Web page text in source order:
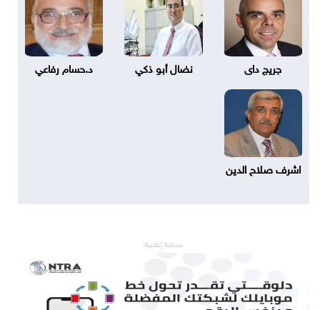
جريج داى نضال أبو ذكي د.حسام رفاعي
اشرف صلاح الدين
مساحة إعلانية